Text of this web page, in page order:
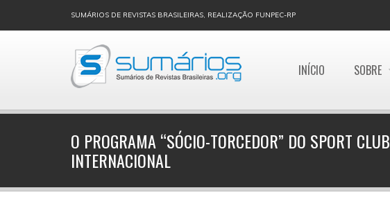
SUMÁRIOS DE REVISTAS BRASILEIRAS, REALIZAÇÃO FUNPEC-RP
INÍCIO SOBRE
O PROGRAMA “SÓCIO-TORCEDOR” DO SPORT CLUB
INTERNACIONAL